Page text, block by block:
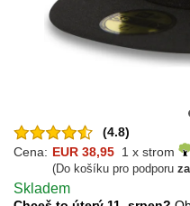
(4.8)
Cena: EUR 38,95 1 x strom
(Do košíku pro podporu
Skladem